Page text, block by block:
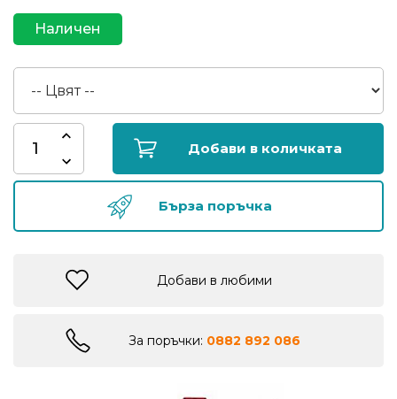
Влакна
за
риболов
Куки
за
риболов
Наличен
Добави в количката
Бърза поръчка
Добави в любими
За поръчки: 0882 892 086